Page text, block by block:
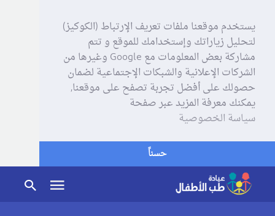
يستخدم موقعنا ملفات تعريف الإرتباط (الكوكيز)
لتحليل زياراتك وإستخدامك للموقع و تتم
مشاركة بعض المعلومات مع Google وغيرها من
الشركات الإعلانية والشبكات الإجتماعية لضمان
حصولك على أفضل تجربة تصفح على موقعنا,
يمكنك معرفة المزيد عبر صفحة
سياسة الخصوصية
حسناً